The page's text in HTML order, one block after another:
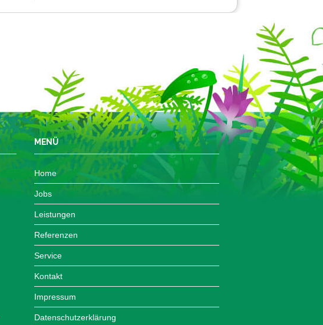
MENÜ
Home
Jobs
Leistungen
Referenzen
Service
Kontakt
Impressum
Datenschutzerklärung